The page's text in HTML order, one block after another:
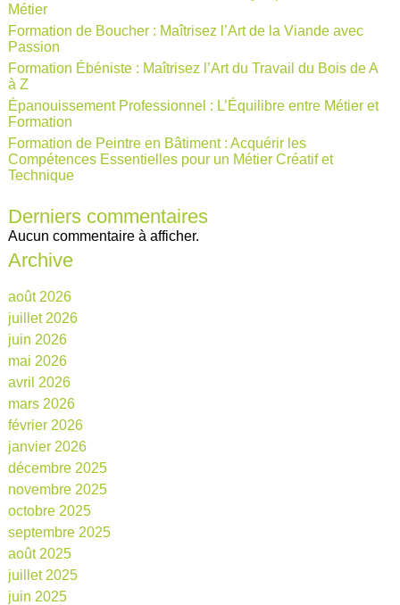
Métier
Formation de Boucher : Maîtrisez l’Art de la Viande avec
Passion
Formation Ébéniste : Maîtrisez l’Art du Travail du Bois de A
à Z
Épanouissement Professionnel : L’Équilibre entre Métier et
Formation
Formation de Peintre en Bâtiment : Acquérir les
Compétences Essentielles pour un Métier Créatif et
Technique
Derniers commentaires
Aucun commentaire à afficher.
Archive
août 2026
juillet 2026
juin 2026
mai 2026
avril 2026
mars 2026
février 2026
janvier 2026
décembre 2025
novembre 2025
octobre 2025
septembre 2025
août 2025
juillet 2025
juin 2025